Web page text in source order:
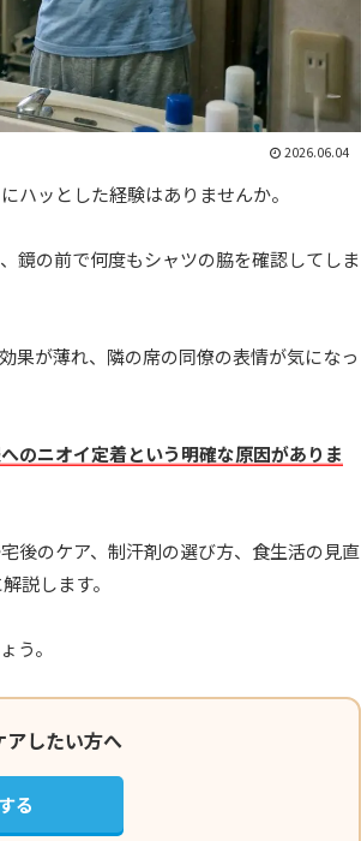
2026.06.04
ハッとした経験はありませんか。
、鏡の前で何度もシャツの脇を確認してしま
果が薄れ、隣の席の同僚の表情が気になっ
のニオイ定着という明確な原因がありま
後のケア、制汗剤の選び方、食生活の見直
説します。
う。
したい方へ
る